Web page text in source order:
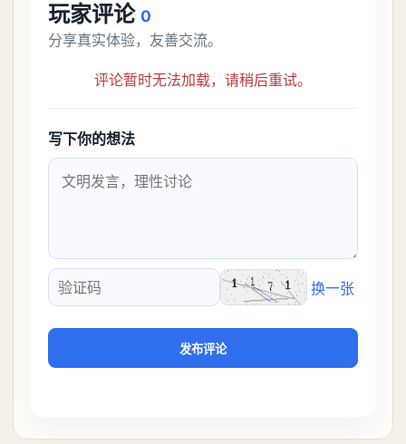
玩家评论 0
分享真实体验，友善交流。
评论暂时无法加载，请稍后重试。
写下你的想法
验证码
换一张
发布评论